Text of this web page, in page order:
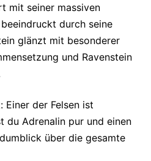
mit seiner massiven
durch seine
glänzt mit besonderer
und Ravenstein
Einer der Felsen ist
du Adrenalin pur und einen
über die gesamte